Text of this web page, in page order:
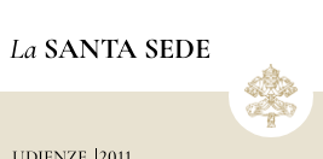
La SANTA SEDE